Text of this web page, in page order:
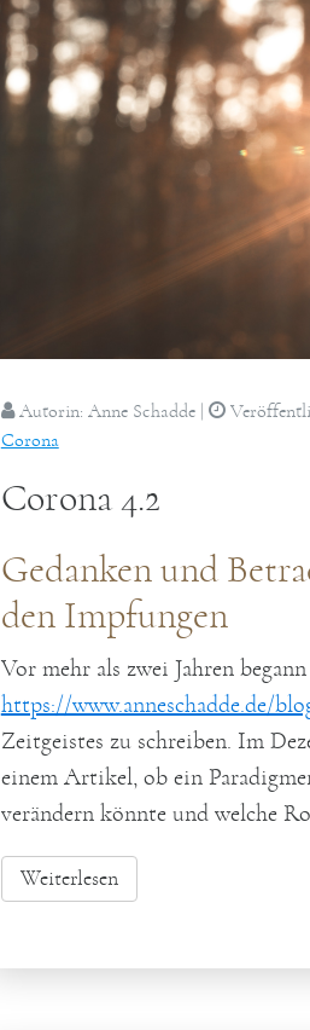
Autorin: Anne Schadde|
Corona
Corona 4.2
Gedanken und
den Impfungen
Vor mehr als zwei Jahren
https://www.anneschadde.de/
Zeitgeistes zu schreiben. Im
einem Artikel, ob ein
verändern könnte und welche
Weiterlesen